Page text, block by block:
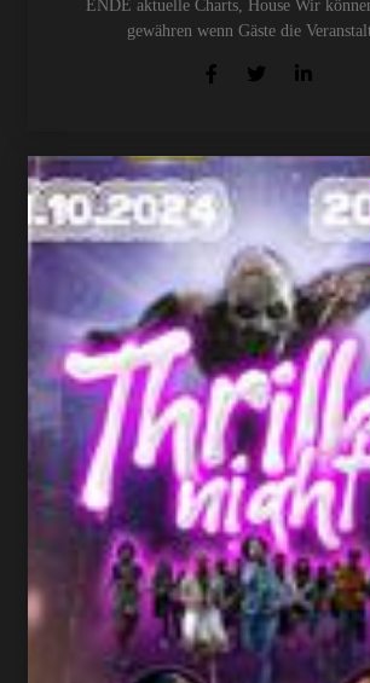
ENDE aktuelle Charts, House Wir
gewähren wenn Gäste die